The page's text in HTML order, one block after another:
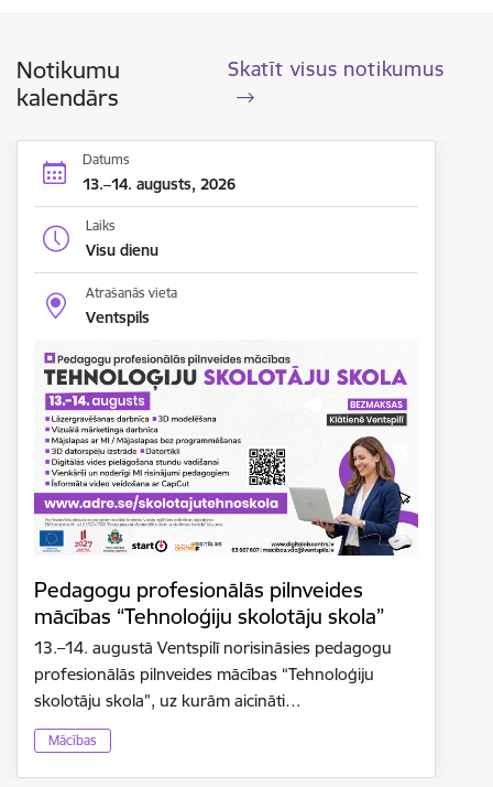
Notikumu
kalendārs
Skatīt visus notikumus
Datums
13.–14. augusts, 2026
Laiks
Visu dienu
Atrašanās vieta
Ventspils
Pedagogu profesionālās pilnveides
mācības “Tehnoloģiju skolotāju skola”
13.–14. augustā Ventspilī norisināsies pedagogu
profesionālās pilnveides mācības “Tehnoloģiju
skolotāju skola”, uz kurām aicināti…
Mācības